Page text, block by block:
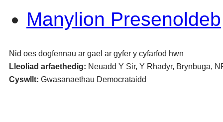
Manylion Presenoldeb
Nid oes dogfennau ar gael ar gyfer y cyfarfod hwn
Lleoliad arfaethedig: Neuadd Y Sir, Y Rhadyr, Brynbuga,
Cyswllt: Gwasanaethau Democrataidd